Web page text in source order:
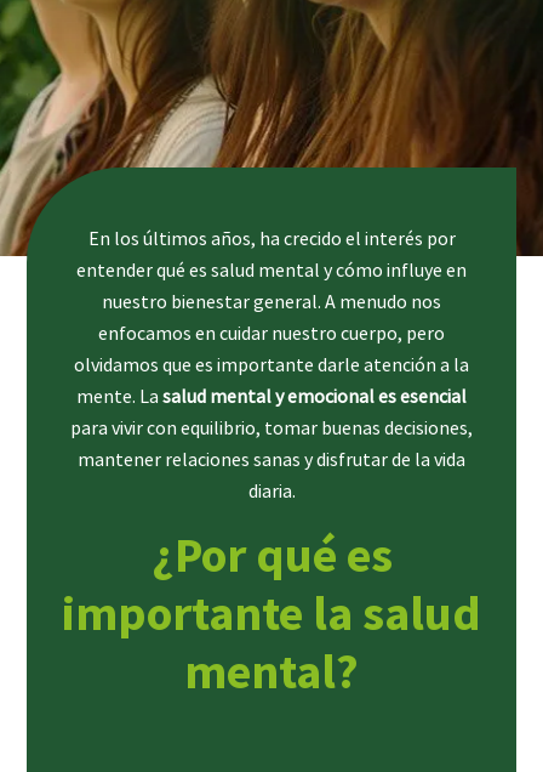
En los últimos años, ha crecido el interés por
entender qué es salud mental y cómo influye en
nuestro bienestar general. A menudo nos
enfocamos en cuidar nuestro cuerpo, pero
olvidamos que es importante darle atención a la
mente. La salud mental y emocional es esencial
para vivir con equilibrio, tomar buenas decisiones,
mantener relaciones sanas y disfrutar de la vida
diaria.
¿Por qué es
importante la salud
mental?